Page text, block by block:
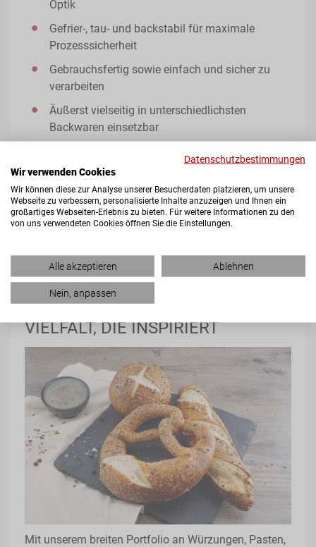
Optik
Gefrier-, tau- und backstabil für maximale
Prozesssicherheit
Gebrauchsfertig sowie einfach und sicher zu
verarbeiten
Äußerst vielseitig in unterschiedlichsten
Backwaren einsetzbar
Sachets und Säcken bis hin zu Kanistern
Natürlich, frische und authentische
Geschmacksprofile dank RAPS FRESH
Technologie
Mikroverkapselungsanlage
VIELFALT, DIE INSPIRIERT
Mit unserem breiten Portfolio an Würzungen, Pasten,
Datenschutzbestimmungen
Wir verwenden Cookies
Wir können diese zur Analyse unserer Besucherdaten platzieren, um unsere
Webseite zu verbessern, personalisierte Inhalte anzuzeigen und Ihnen ein
großartiges Webseiten-Erlebnis zu bieten. Für weitere Informationen zu den
von uns verwendeten Cookies öffnen Sie die Einstellungen.
Alle akzeptieren Ablehnen
Nein, anpassen